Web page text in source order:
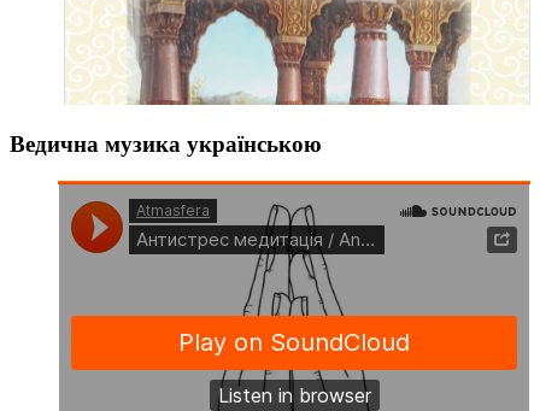
Ведична музика українською